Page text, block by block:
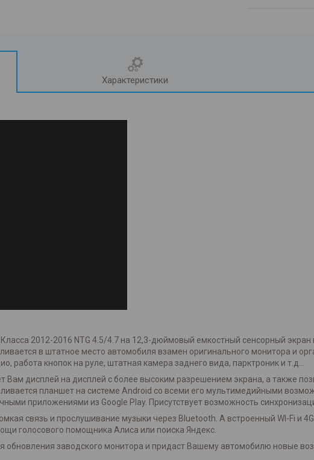
Характеристики
2012-2016 NTG 4.5/4.7 на 12,3-дюймовый емкостный сенсорный
в штатное место автомобиля взамен оригинального монитора и
работа кнопок на руле, штатная камера заднего вида, парктроник и т.д…
Вам дисплей на дисплей с более высоким разрешением экрана, а также
планшет на системе Android со всеми его мультимедийными
приложениями из Google Play. Присутствует возможность
связь и прослушивание музыки через Bluetooth. А встроенный WI-Fi и
голосового помощника Алиса или поиска Яндекс.
обновления заводского монитора и придаст Вашему автомобилю новые